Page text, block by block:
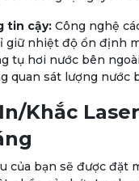
tin cậy: Công nghệ
giữ nhiệt độ ổn định
tụ hơi nước bên
quan sát lượng nước
Khắc
của bạn sẽ được đặt